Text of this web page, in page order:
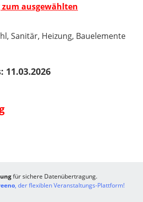
ausgewählten
Sanitär, Heizung, Bauelemente
für sichere Datenübertragung.
, der flexiblen Veranstaltungs-Plattform!